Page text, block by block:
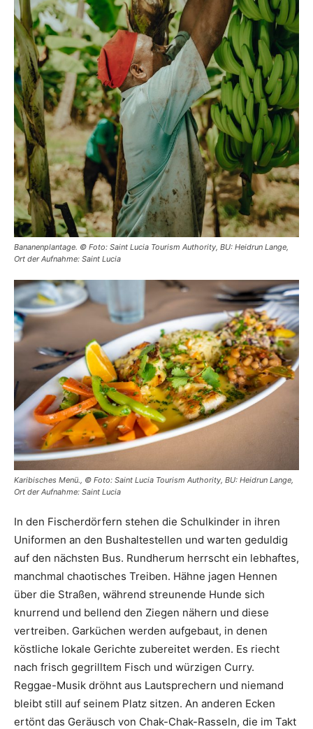
Bananenplantage. © Foto: Saint Lucia Tourism Authority, BU: Heidrun Lange,
Ort der Aufnahme: Saint Lucia
Karibisches Menü., © Foto: Saint Lucia Tourism Authority, BU: Heidrun Lange,
Ort der Aufnahme: Saint Lucia
In den Fischerdörfern stehen die Schulkinder in ihren
Uniformen an den Bushaltestellen und warten geduldig
auf den nächsten Bus. Rundherum herrscht ein lebhaftes,
manchmal chaotisches Treiben. Hähne jagen Hennen
über die Straßen, während streunende Hunde sich
knurrend und bellend den Ziegen nähern und diese
vertreiben. Garküchen werden aufgebaut, in denen
köstliche lokale Gerichte zubereitet werden. Es riecht
nach frisch gegrilltem Fisch und würzigen Curry.
Reggae-Musik dröhnt aus Lautsprechern und niemand
bleibt still auf seinem Platz sitzen. An anderen Ecken
ertönt das Geräusch von Chak-Chak-Rasseln, die im Takt